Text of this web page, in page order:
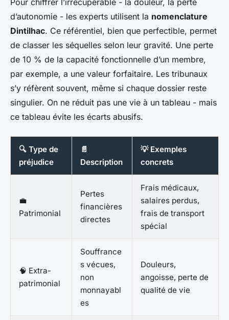
Pour chiffrer l’irrécupérable - la douleur, la perte
d’autonomie - les experts utilisent la nomenclature
Dintilhac. Ce référentiel, bien que perfectible, permet
de classer les séquelles selon leur gravité. Une perte
de 10 % de la capacité fonctionnelle d’un membre,
par exemple, a une valeur forfaitaire. Les tribunaux
s’y réfèrent souvent, même si chaque dossier reste
singulier. On ne réduit pas une vie à un tableau - mais
ce tableau évite les écarts abusifs.
🔍 Type de
préjudice
📄
Description
💡 Exemples
concrets
💼
Patrimonial
Pertes
financières
directes
Frais médicaux,
salaires perdus,
frais de transport
spécial
🧠 Extra-
patrimonial
Souffrance
s vécues,
non
monnayabl
es
Douleurs,
angoisse, perte de
qualité de vie